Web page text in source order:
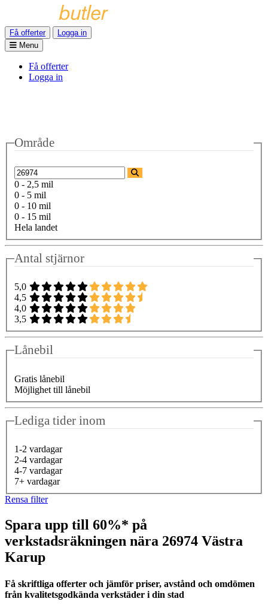
Få offerter
Logga in
Menu
Få offerter
Logga in
Område
0 - 2,5 mil
0 - 5 mil
0 - 10 mil
0 - 15 mil
Hela landet
Antal stjärnor
5,0
4,5
4,0
3,5
Lånebil
Gratis lånebil
Möjlighet till lånebil
Lediga tider inom
1-2 vardagar
2-4 vardagar
4-7 vardagar
7+ vardagar
Rensa filter
Spara upp till 60%* på
verkstadsräkningen nära 26974 Västra
Karup
Få skriftliga offerter och jämför priser, avstånd och omdömen
från kvalitetsgodkända verkstäder i din stad